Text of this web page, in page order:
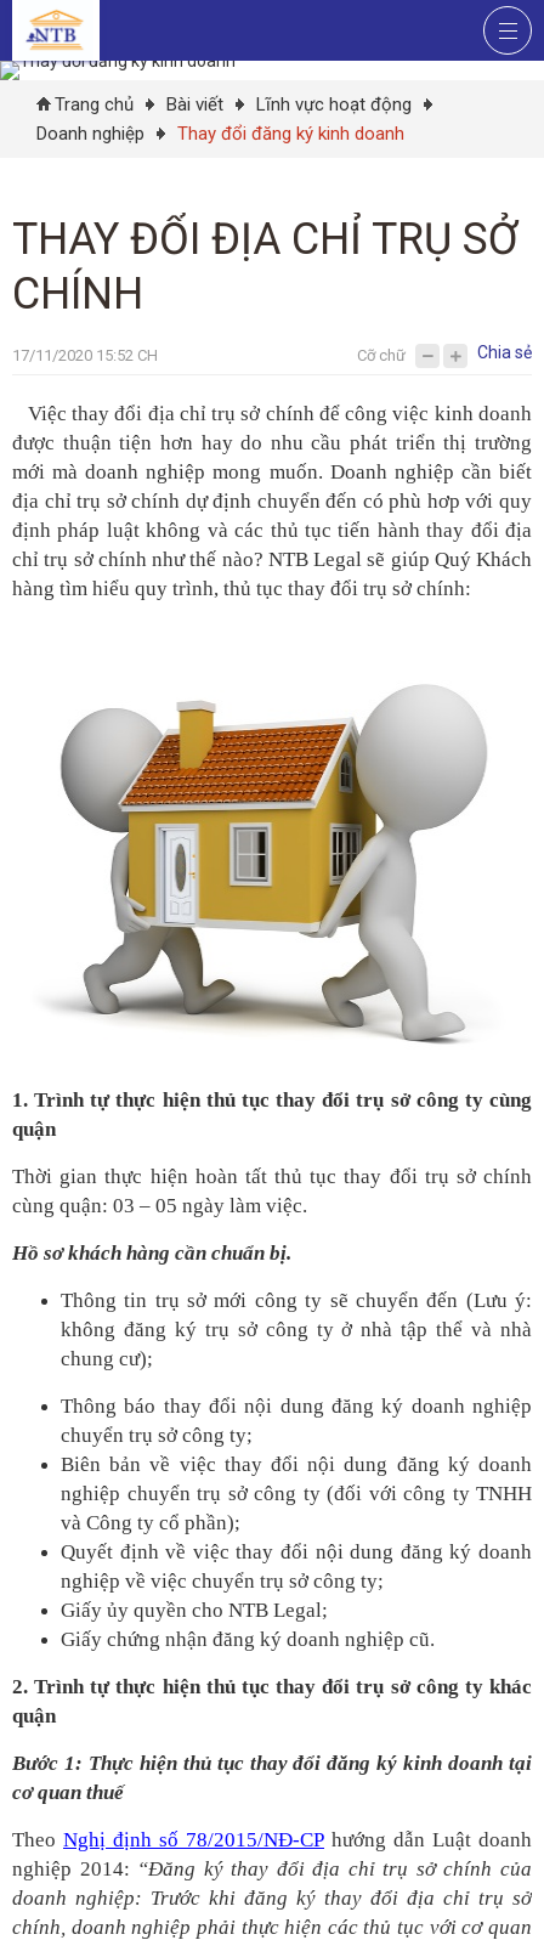
Trang chủ Bài viết
Lĩnh vực hoạt động
Doanh nghiệp
Thay đổi đăng ký kinh doanh
THAY ĐỔI ĐỊA CHỈ TRỤ SỞ
CHÍNH
17/11/2020 15:52 CH Cỡ chữ Chia sẻ
Việc thay đổi địa chỉ trụ sở chính để công việc kinh doanh
được thuận tiện hơn hay do nhu cầu phát triển thị trường
mới mà doanh nghiệp mong muốn. Doanh nghiệp cần biết
địa chỉ trụ sở chính dự định chuyển đến có phù hơp với quy
định pháp luật không và các thủ tục tiến hành thay đổi địa
chỉ trụ sở chính như thế nào? NTB Legal sẽ giúp Quý Khách
hàng tìm hiểu quy trình, thủ tục thay đổi trụ sở chính:
1. Trình tự thực hiện thủ tục thay đổi trụ sở công ty cùng
quận
Thời gian thực hiện hoàn tất thủ tục thay đổi trụ sở chính
cùng quận: 03 – 05 ngày làm việc.
Hồ sơ khách hàng cần chuẩn bị.
Thông tin trụ sở mới công ty sẽ chuyển đến (Lưu ý:
không đăng ký trụ sở công ty ở nhà tập thể và nhà
chung cư);
Thông báo thay đổi nội dung đăng ký doanh nghiệp
chuyển trụ sở công ty;
Biên bản về việc thay đổi nội dung đăng ký doanh
nghiệp chuyển trụ sở công ty (đối với công ty TNHH
và Công ty cổ phần);
Quyết định về việc thay đổi nội dung đăng ký doanh
nghiệp về việc chuyển trụ sở công ty;
Giấy ủy quyền cho NTB Legal;
Giấy chứng nhận đăng ký doanh nghiệp cũ.
2. Trình tự thực hiện thủ tục thay đổi trụ sở công ty khác
quận
Bước 1: Thực hiện thủ tục thay đổi đăng ký kinh doanh tại
cơ quan thuế
Theo Nghị định số 78/2015/NĐ-CP hướng dẫn Luật doanh
nghiệp 2014: “Đăng ký thay đổi địa chỉ trụ sở chính của
doanh nghiệp: Trước khi đăng ký thay đổi địa chỉ trụ sở
chính, doanh nghiệp phải thực hiện các thủ tục với cơ quan